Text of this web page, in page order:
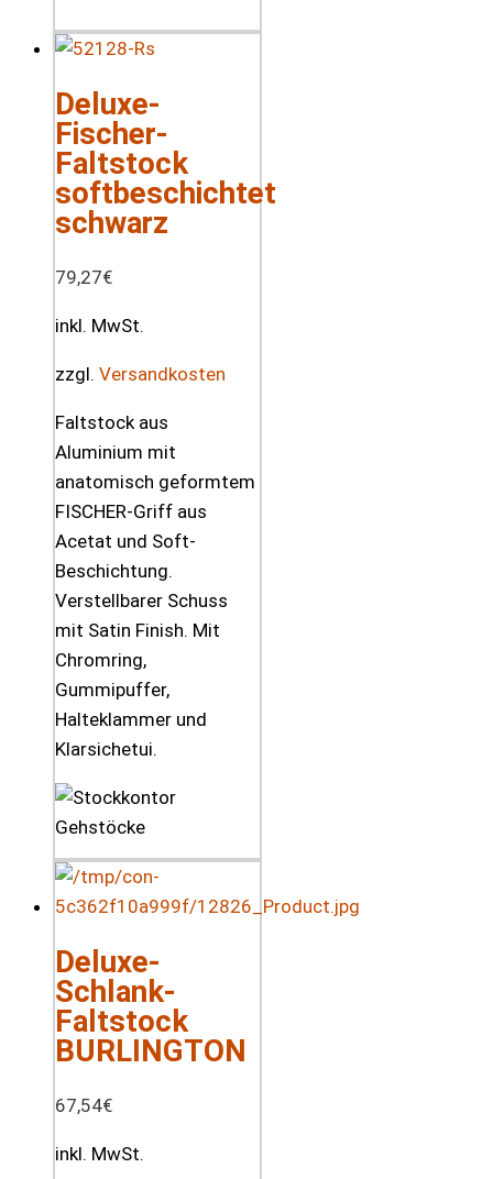
Deluxe-
Fischer-
Faltstock
softbeschichtet
schwarz
79,27€
inkl. MwSt.
zzgl. Versandkosten
Faltstock aus
Aluminium mit
anatomisch geformtem
FISCHER-Griff aus
Acetat und Soft-
Beschichtung.
Verstellbarer Schuss
mit Satin Finish. Mit
Chromring,
Gummipuffer,
Halteklammer und
Klarsichetui.
Deluxe-
Schlank-
Faltstock
BURLINGTON
67,54€
inkl. MwSt.